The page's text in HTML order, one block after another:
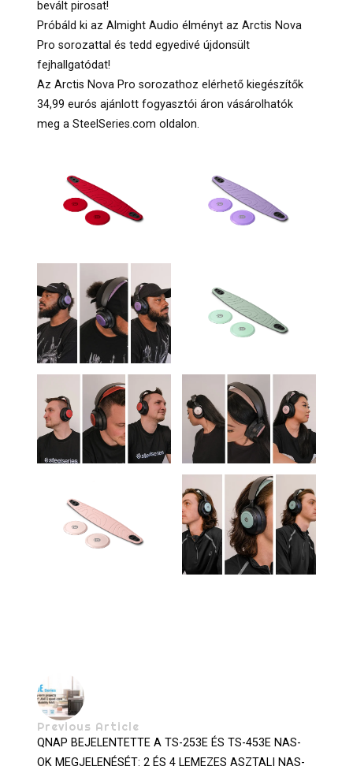
bevált pirosat!
Próbáld ki az Almight Audio élményt az Arctis Nova
Pro sorozattal és tedd egyedivé újdonsült
fejhallgatódat!
Az Arctis Nova Pro sorozathoz elérhető kiegészítők
34,99 eurós ajánlott fogyasztói áron vásárolhatók
meg a SteelSeries.com oldalon.
Previous Article
QNAP BEJELENTETTE A TS-253E ÉS TS-453E NAS-
OK MEGJELENÉSÉT: 2 ÉS 4 LEMEZES ASZTALI NAS-